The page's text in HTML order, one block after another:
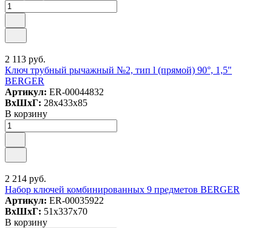
2 113 руб.
Ключ трубный рычажный №2, тип l (прямой) 90°, 1,5"
BERGER
Артикул: ER-00044832
ВxШxГ: 28x433x85
В корзину
2 214 руб.
Набор ключей комбинированных 9 предметов BERGER
Артикул: ER-00035922
ВxШxГ: 51x337x70
В корзину